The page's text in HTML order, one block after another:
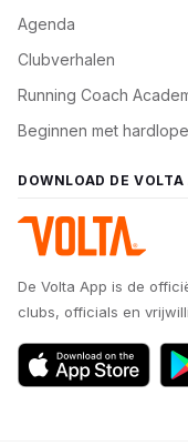
Agenda
Clubverhalen
Running Coach
Beginnen met
DOWNLOAD DE VOLTA
De Volta App is de
clubs, officials en